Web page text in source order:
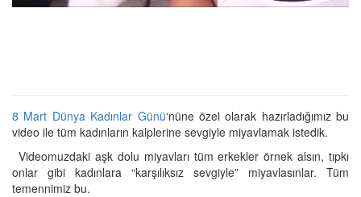
8 Mart Dünya Kadınlar Günü‘nüne özel olarak hazırladığımız bu
video ile tüm kadınların kalplerine sevgiyle miyavlamak istedik.
Videomuzdaki aşk dolu miyavları tüm erkekler örnek alsın, tıpkı
onlar gibi kadınlara “karşılıksız sevgiyle” miyavlasınlar. Tüm
temennimiz bu.